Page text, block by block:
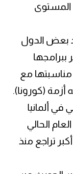
المستوى
بعض الدول
ببرامجها
مناسبتها مع
أزمة (كورونا).
في ألمانيا
العام الحالي
تراجع منذ